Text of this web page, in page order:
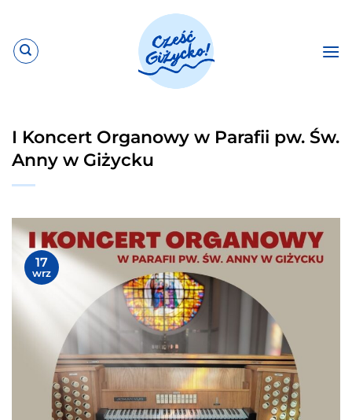
zawartości
I Koncert Organowy w Parafii pw. Św.
Anny w Giżycku
17
wrz